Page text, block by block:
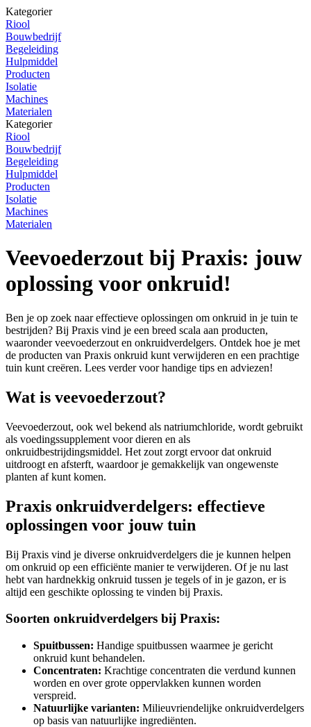
Kategorier
Riool
Bouwbedrijf
Begeleiding
Hulpmiddel
Producten
Isolatie
Machines
Materialen
Kategorier
Riool
Bouwbedrijf
Begeleiding
Hulpmiddel
Producten
Isolatie
Machines
Materialen
Veevoederzout bij Praxis: jouw
oplossing voor onkruid!
Ben je op zoek naar effectieve oplossingen om onkruid in je tuin te
bestrijden? Bij Praxis vind je een breed scala aan producten,
waaronder veevoederzout en onkruidverdelgers. Ontdek hoe je met
de producten van Praxis onkruid kunt verwijderen en een prachtige
tuin kunt creëren. Lees verder voor handige tips en adviezen!
Wat is veevoederzout?
Veevoederzout, ook wel bekend als natriumchloride, wordt gebruikt
als voedingssupplement voor dieren en als
onkruidbestrijdingsmiddel. Het zout zorgt ervoor dat onkruid
uitdroogt en afsterft, waardoor je gemakkelijk van ongewenste
planten af kunt komen.
Praxis onkruidverdelgers: effectieve
oplossingen voor jouw tuin
Bij Praxis vind je diverse onkruidverdelgers die je kunnen helpen
om onkruid op een efficiënte manier te verwijderen. Of je nu last
hebt van hardnekkig onkruid tussen je tegels of in je gazon, er is
altijd een geschikte oplossing te vinden bij Praxis.
Soorten onkruidverdelgers bij Praxis:
Spuitbussen: Handige spuitbussen waarmee je gericht
onkruid kunt behandelen.
Concentraten: Krachtige concentraten die verdund kunnen
worden en over grote oppervlakken kunnen worden
verspreid.
Natuurlijke varianten: Milieuvriendelijke onkruidverdelgers
op basis van natuurlijke ingrediënten.